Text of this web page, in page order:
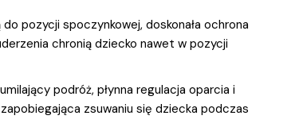
pozycji spoczynkowej, doskonała ochrona
chronią dziecko nawet w pozycji
podróż, płynna regulacja oparcia i
zsuwaniu się dziecka podczas